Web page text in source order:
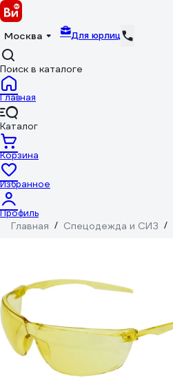
Москва Для юрлиц
Поиск в каталоге
Главная
Каталог
Корзина
Избранное
Профиль
Главная / Спецодежда и СИЗ /